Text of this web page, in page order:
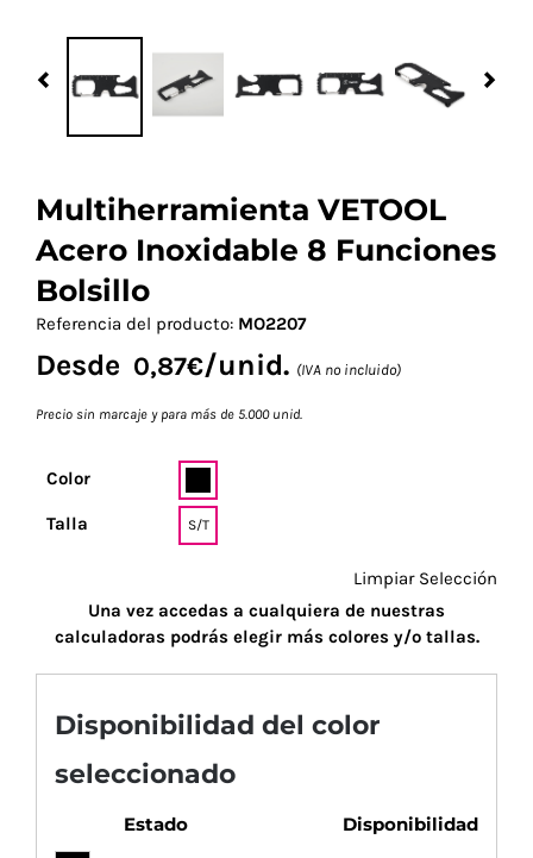
Previous
Multiherramienta VETOOL
Acero Inoxidable 8 Funciones
Bolsillo
Referencia del producto: MO2207
Desde 0,87€/unid. (IVA no incluido)
Precio sin marcaje y para más de 5.000 unid.
Color
Talla S/T
Limpiar Selección
Una vez accedas a cualquiera de nuestras
calculadoras podrás elegir más colores y/o tallas.
Disponibilidad del color
seleccionado
Estado Disponibilidad